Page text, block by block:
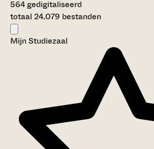
564 gedigitaliseerd
totaal 24.079 bestanden
Mijn Studiezaal